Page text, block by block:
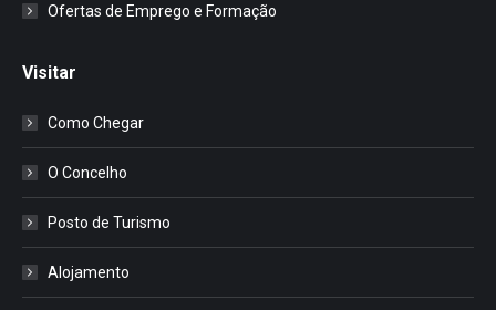
Ofertas de Emprego e Formação
Visitar
Como Chegar
O Concelho
Posto de Turismo
Alojamento